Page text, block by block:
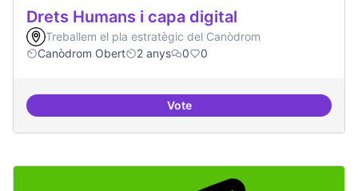
Drets Humans i capa digital
Treballem el pla estratègic del Canòdrom
Canòdrom Obert
2 anys 0 0
VoteDrets Humans i capa digital